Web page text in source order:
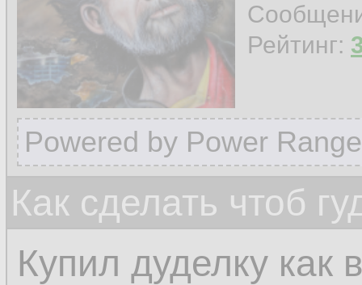
Рейтинг:
Powered by Power
Как сделать чтоб
Купил дуделку как